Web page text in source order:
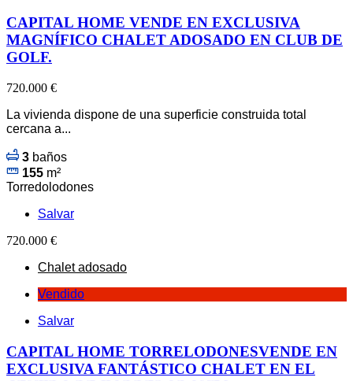
CAPITAL HOME VENDE EN EXCLUSIVA
MAGNÍFICO CHALET ADOSADO EN CLUB DE
GOLF.
720.000 €
La vivienda dispone de una superficie construida total
cercana a...
3 baños
155 m²
Torredolodones
Salvar
720.000 €
Chalet adosado
Vendido
Salvar
CAPITAL HOME TORRELODONESVENDE EN
EXCLUSIVA FANTÁSTICO CHALET EN EL